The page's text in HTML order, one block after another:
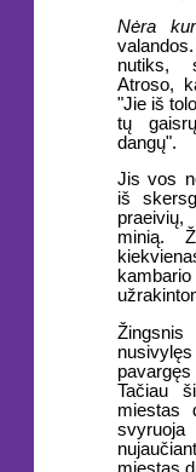
Nėra
nutiks,
Atroso,
"Jie iš
tų
dangų".
Jis vos
iš
minią.
Tačiau
miestas